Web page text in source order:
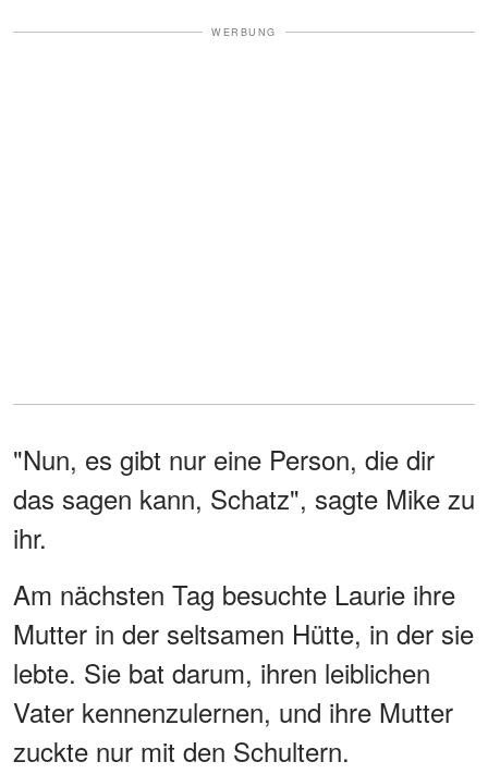
WERBUNG
"Nun, es gibt nur eine Person, die dir
das sagen kann, Schatz", sagte Mike zu
ihr.
Am nächsten Tag besuchte Laurie ihre
Mutter in der seltsamen Hütte, in der sie
lebte. Sie bat darum, ihren leiblichen
Vater kennenzulernen, und ihre Mutter
zuckte nur mit den Schultern.